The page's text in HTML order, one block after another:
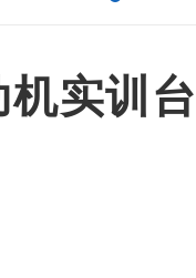
实训